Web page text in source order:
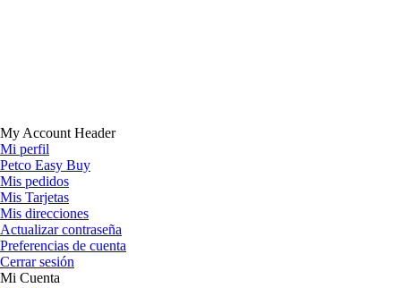
My Account Header
Mi perfil
Petco Easy Buy
Mis pedidos
Mis Tarjetas
Mis direcciones
Actualizar contraseña
Preferencias de cuenta
Cerrar sesión
Mi Cuenta